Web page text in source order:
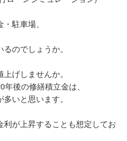
駐車場、
のでしょうか。
げしませんか。
後の修繕積立金は、
いと思います。
が上昇することも想定してお